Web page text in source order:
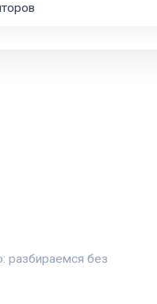
разбираемся без